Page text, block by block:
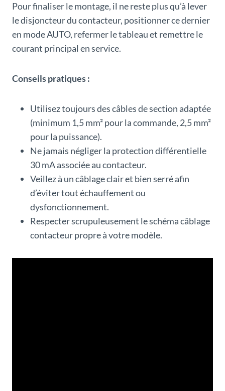
Pour finaliser le montage, il ne reste plus qu’à lever
le disjoncteur du contacteur, positionner ce dernier
en mode AUTO, refermer le tableau et remettre le
courant principal en service.
Conseils pratiques :
Utilisez toujours des câbles de section adaptée
(minimum 1,5 mm² pour la commande, 2,5 mm²
pour la puissance).
Ne jamais négliger la protection différentielle
30 mA associée au contacteur.
Veillez à un câblage clair et bien serré afin
d’éviter tout échauffement ou
dysfonctionnement.
Respecter scrupuleusement le schéma câblage
contacteur propre à votre modèle.